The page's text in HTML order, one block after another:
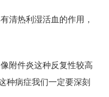
清热利湿活血的作用，
附件炎这种反复性较高
种病症我们一定要深刻